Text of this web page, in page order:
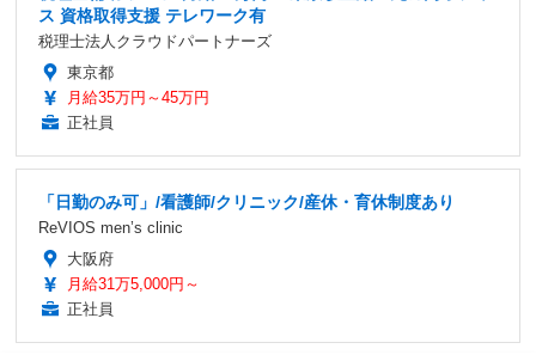
ス 資格取得支援 テレワーク有
税理士法人クラウドパートナーズ
東京都
月給35万円～45万円
正社員
「日勤のみ可」/看護師/クリニック/産休・育休制度あり
ReVIOS men’s clinic
大阪府
月給31万5,000円～
正社員